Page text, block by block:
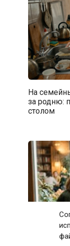
На
за родню:
столом